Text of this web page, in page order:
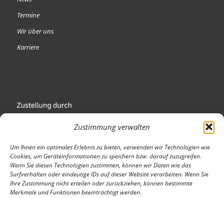
Zustimmung verwalten
Um Ihnen ein optimales Erlebnis zu bieten, verwenden wir Technologien wie
Cookies, um Geräteinformationen zu speichern bzw. darauf zuzugreifen.
Wenn Sie diesen Technologien zustimmen, können wir Daten wie das
Surfverhalten oder eindeutige IDs auf dieser Website verarbeiten. Wenn Sie
Ihre Zustimmung nicht erteilen oder zurückziehen, können bestimmte
Merkmale und Funktionen beeinträchtigt werden.
Termine
Wir über uns
Karriere
Wir sind Mitglied